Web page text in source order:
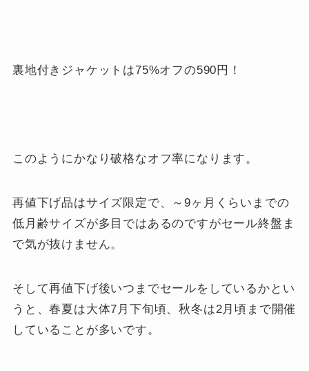
裏地付きジャケットは75%オフの590円！
このようにかなり破格なオフ率になります。
再値下げ品はサイズ限定で、～9ヶ月くらいまでの
低月齢サイズが多目ではあるのですがセール終盤ま
で気が抜けません。
そして再値下げ後いつまでセールをしているかとい
うと、春夏は大体7月下旬頃、秋冬は2月頃まで開催
していることが多いです。